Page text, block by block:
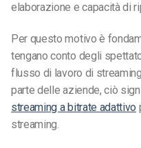
elaborazione e capacità di
Per questo motivo è
tengano conto degli
flusso di lavoro di
parte delle aziende, ciò
streaming a bitrate adattivo
streaming.